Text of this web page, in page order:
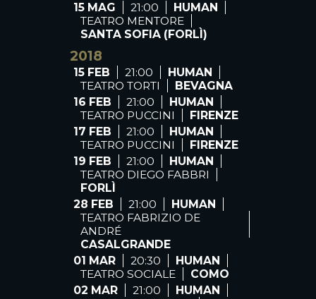
15 MAG
21:00
HUMAN
TEATRO MENTORE
SANTA SOFIA (FORLÌ)
2018
15 FEB 21:00
HUMAN
TEATRO TORTI
BEVAGNA
16 FEB
21:00
HUMAN
TEATRO PUCCINI
FIRENZE
17 FEB
21:00
HUMAN
TEATRO PUCCINI
FIRENZE
19 FEB
21:00
HUMAN
TEATRO DIEGO FABBRI
FORLÌ
28 FEB
21:00
HUMAN
TEATRO FABRIZIO DE
ANDRÉ
CASALGRANDE
01 MAR
20:30
HUMAN
TEATRO SOCIALE
COMO
02 MAR
21:00
HUMAN